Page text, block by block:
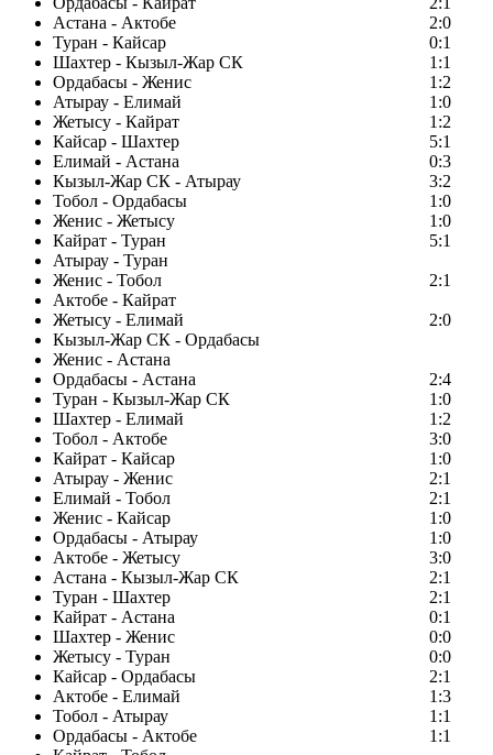
Астана - Актобе
2:0
Туран - Кайсар
0:1
Шахтер - Кызыл-Жар СК
1:1
Ордабасы - Женис
1:2
Атырау - Елимай
1:0
Жетысу - Кайрат
1:2
Кайсар - Шахтер
5:1
Елимай - Астана
0:3
Кызыл-Жар СК - Атырау
3:2
Тобол - Ордабасы
1:0
Женис - Жетысу
1:0
Кайрат - Туран
5:1
Атырау - Туран
Женис - Тобол
2:1
Актобе - Кайрат
Жетысу - Елимай
2:0
Кызыл-Жар СК - Ордабасы
Женис - Астана
Ордабасы - Астана
2:4
Туран - Кызыл-Жар СК
1:0
Шахтер - Елимай
1:2
Тобол - Актобе
3:0
Кайрат - Кайсар
1:0
Атырау - Женис
2:1
Елимай - Тобол
2:1
Женис - Кайсар
1:0
Ордабасы - Атырау
1:0
Актобе - Жетысу
3:0
Астана - Кызыл-Жар СК
2:1
Туран - Шахтер
2:1
Кайрат - Астана
0:1
Шахтер - Женис
0:0
Жетысу - Туран
0:0
Кайсар - Ордабасы
2:1
Актобе - Елимай
1:3
Тобол - Атырау
1:1
Ордабасы - Актобе
1:1